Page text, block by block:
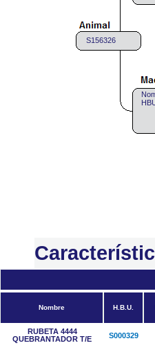
S156326
Nombre H.B.U.
RUBETA 4444
QUEBRANTADOR T/E
S000329